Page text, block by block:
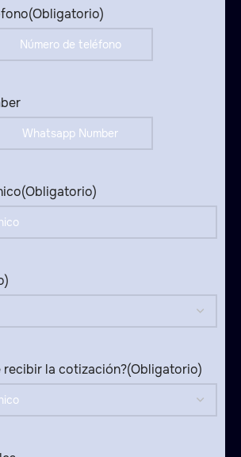
(Obligatorio)
(Obligatorio)
recibir la cotización?(Obligatorio)